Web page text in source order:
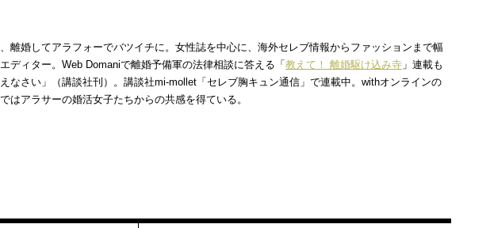
離婚してアラフォーでバツイチに。女性誌を中心に、海外セレブ情報からファッションまで幅
ディター。Web Domaniで離婚予備軍の法律相談に答える「 教えて！ 離婚駆け込み寺 」連載も
なさい」（講談社刊）。講談社mi-mollet「セレブ胸キュン通信」で連載中。withオンラインの
はアラサーの婚活女子たちからの共感を得ている。